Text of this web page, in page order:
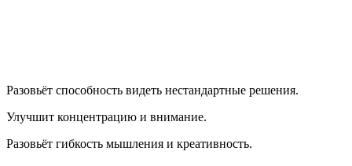
Разовьёт способность видеть нестандартные решения.
Улучшит концентрацию и внимание.
Разовьёт гибкость мышления и креативность.